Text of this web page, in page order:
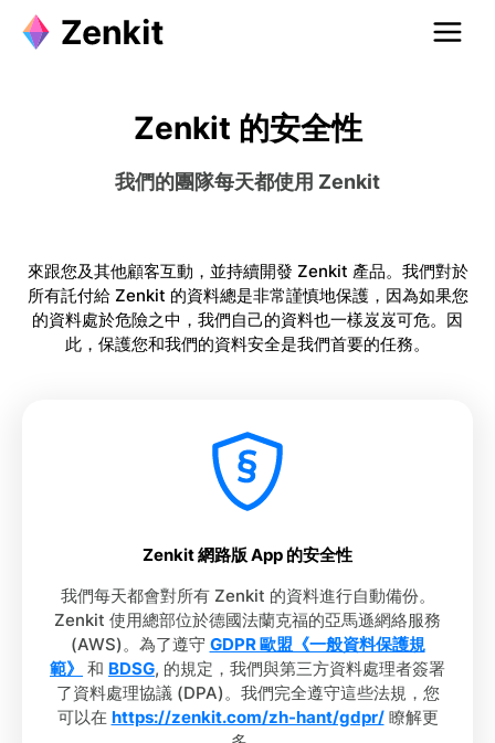
Zenkit 的安全性
我們的團隊每天都使用 Zenkit
來跟您及其他顧客互動，並持續開發 Zenkit 產品。我們對於
所有託付給 Zenkit 的資料總是非常謹慎地保護，因為如果您
的資料處於危險之中，我們自己的資料也一樣岌岌可危。因
此，保護您和我們的資料安全是我們首要的任務。
Zenkit 網路版 App 的安全性
我們每天都會對所有 Zenkit 的資料進行自動備份。
Zenkit 使用總部位於德國法蘭克福的亞馬遜網絡服務
(AWS)。為了遵守 GDPR 歐盟《一般資料保護規
範》 和 BDSG, 的規定，我們與第三方資料處理者簽署
了資料處理協議 (DPA)。我們完全遵守這些法規，您
可以在 https://zenkit.com/zh-hant/gdpr/瞭解更